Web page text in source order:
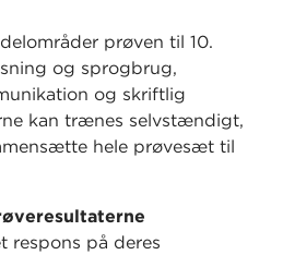
prøven til 10.
og sprogbrug,
og skriftlig
kan trænes selvstændigt,
hele prøvesæt til
respons på deres